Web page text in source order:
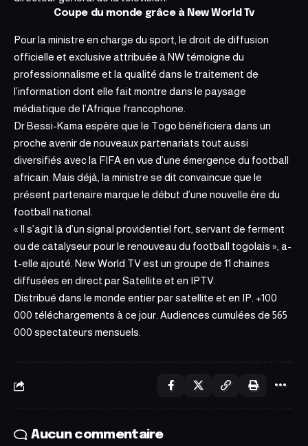
Coupe du monde grâce à New World Tv
Pour la ministre en charge du sport, le droit de diffusion
officielle et exclusive attribuée à NW témoigne du
professionnalisme et la qualité dans le traitement de
l’information dont elle fait montre dans le paysage
médiatique de l’Afrique francophone.
Dr Bessi-Kama espère que le Togo bénéficiera dans un
proche avenir de nouveaux partenariats tout aussi
diversifiés avec la FIFA en vue d’une émergence du football
africain. Mais déjà, la ministre se dit convaincue que le
présent partenaire marque le début d’une nouvelle ère du
football national.
« Il s’agit là d’un signal providentiel fort, servant de ferment
ou de catalyseur pour le renouveau du football togolais », a-
t-elle ajouté. New World TVest un groupe de 11 chaines
diffusées en direct par Satellite et en IPTV.
Distribué dans le monde entier par satellite et en IP. +100
000 téléchargements à ce jour. Audiences cumulées de 565
000 spectateurs mensuels.
Aucun commentaire